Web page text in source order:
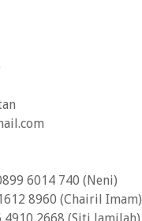
6014 740 (Neni)
8960 (Chairil Imam)